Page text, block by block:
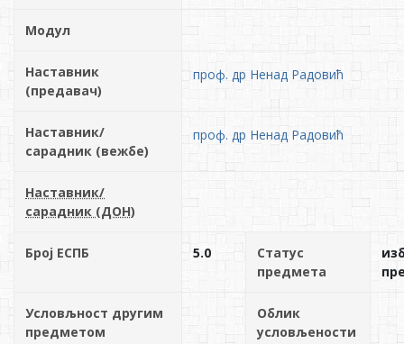
Модул
Наставник
(предавач)
проф. др Ненад Радовић
Наставник/
сарадник (вежбе)
проф. др Ненад Радовић
Наставник/
сарадник (ДОН)
Број ЕСПБ 5.0
Статус
предмета
Условљност другим
предметом
Облик
условљености